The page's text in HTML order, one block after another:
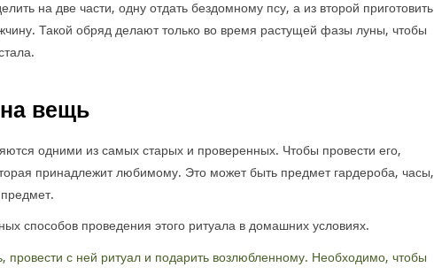
на две части, одну отдать бездомному псу, а из второй приготовить
Такой обряд делают только во время растущей фазы луны, чтобы
вещь
одними из самых старых и проверенных. Чтобы провести его,
принадлежит любимому. Это может быть предмет гардероба, часы,
способов проведения этого ритуала в домашних условиях.
провести с ней ритуал и подарить возлюбленному. Необходимо, чтобы